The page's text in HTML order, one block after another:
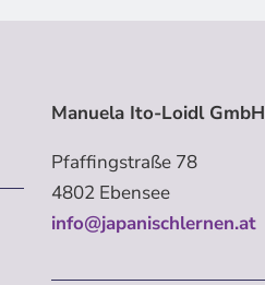
Manuela Ito-Loidl GmbH
Pfaffingstraße 78
4802 Ebensee
info@japanischlernen.at